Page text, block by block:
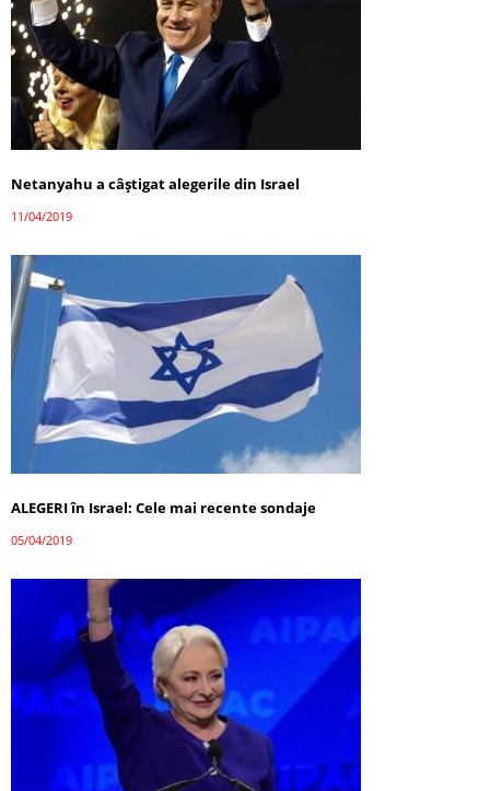
Netanyahu a câştigat alegerile din Israel
11/04/2019
ALEGERI în Israel: Cele mai recente sondaje
05/04/2019